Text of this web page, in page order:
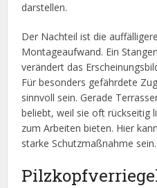
darstellen.
Der Nachteil ist die
Montageaufwand. Ein
verändert das
Für besonders gefährdete
sinnvoll sein. Gerade
beliebt, weil sie oft rückseitig
zum Arbeiten bieten. Hier
starke Schutzmaßnahme sein.